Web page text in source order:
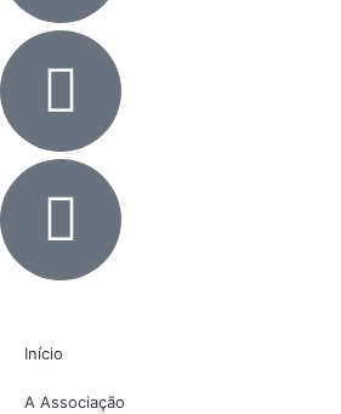
Início
A Associação